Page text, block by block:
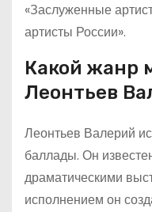
«Заслуженные
артисты России».
Какой жанр
Леонтьев
Леонтьев Валерий
баллады. Он
драматическими
исполнением он